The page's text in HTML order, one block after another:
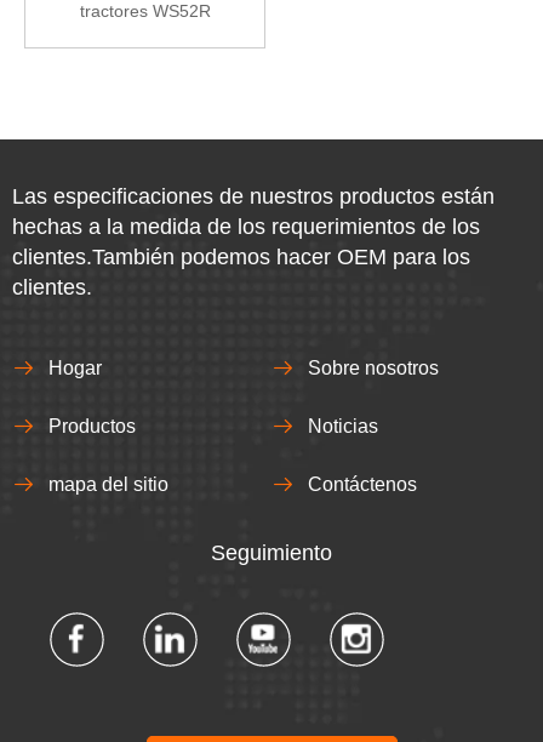
tractores WS52R
Las especificaciones de nuestros productos están
hechas a la medida de los requerimientos de los
clientes.También podemos hacer OEM para los
clientes.
Hogar Sobre nosotros
Productos Noticias
mapa del sitio Contáctenos
Seguimiento​​​​​​​